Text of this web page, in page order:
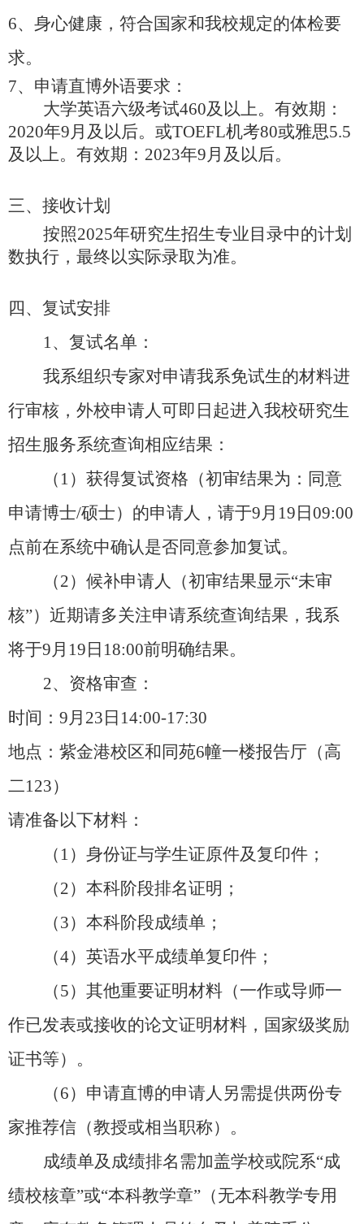
6、 身心健康，符合国家和我校规定的体检要
求。
7、 申请直博外语要求：
大学英语六级考试460及以上。有效期：
2020年9月及以后。或TOEFL机考80或雅思5.5
及以上。有效期：2023年9月及以后。
三、接收计划
按照2025年研究生招生专业目录中的计划
数执行，最终以实际录取为准。
四、复试安排
1、复试名单：
我系组织专家对申请我系免试生的材料进
行审核，外校申请人可即日起进入我校研究生
招生服务系统查询相应结果：
（ 1）获得复试资格（初审结果为：同意
申请博士/硕士）的申请人，请于9月19日09:00
点前在系统中确认是否同意参加复试。
（2）候补申请人（初审结果显示“未审
核”）近期请多关注申请系统查询结果，我系
将于9月19日18:00前明确结果。
2、资格审查：
时间： 9月23日14:00-17:30
地点：紫金港校区和同苑6幢一楼报告厅（高
二123）
请准备以下材料：
（ 1）身份证与学生证原件及复印件；
（2）本科阶段排名证明；
（3）本科阶段成绩单；
（4）英语水平成绩单复印件；
（5）其他重要证明材料（一作或导师一
作已发表或接收的论文证明材料，国家级奖励
证书等）。
（6）申请直博的申请人另需提供两份专
家推荐信（教授或相当职称）。
成绩单及成绩排名需加盖学校或院系“成
绩校核章”或“本科教学章”（无本科教学专用